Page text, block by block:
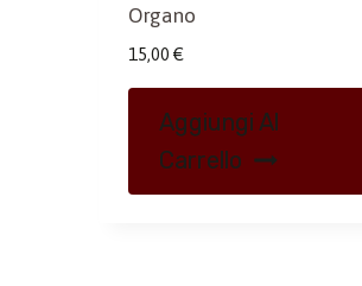
Organo
15,00 €
Aggiungi Al
Carrello